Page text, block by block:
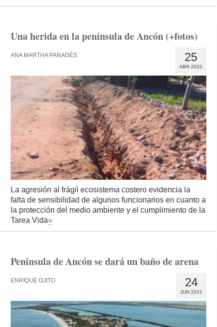
Una herida en la península de Ancón (+fotos)
25
ABR 2022
ANA MARTHA PANADÉS
La agresión al frágil ecosistema costero evidencia la
falta de sensibilidad de algunos funcionarios en cuanto a
la protección del medio ambiente y el cumplimiento de la
Tarea Vida»
Península de Ancón se dará un baño de arena
24
JUN 2021
ENRIQUE OJITO